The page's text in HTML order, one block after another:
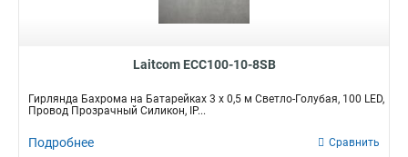
Laitcom ECC100-10-8SB
Гирлянда Бахрома на Батарейках 3 х 0,5 м Светло-Голубая, 100 LED,
Провод Прозрачный Силикон, IP...
Подробнее Сравнить